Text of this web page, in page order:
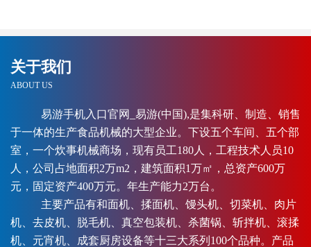
关于我们
ABOUT US
易游手机入口官网_易游(中国),是集科研、制造、销售
于一体的生产食品机械的大型企业。下设五个车间、五个部
室，一个炊事机械商场，现有员工180人，工程技术人员10
人，公司占地面积2万m2，建筑面积1万㎡，总资产600万
元，固定资产400万元。年生产能力2万台。
主要产品有和面机、揉面机、馒头机、切菜机、肉片
机、去皮机、脱毛机、真空包装机、杀菌锅、斩拌机、滚揉
机、元宵机、成套厨房设备等十三大系列100个品种。产品